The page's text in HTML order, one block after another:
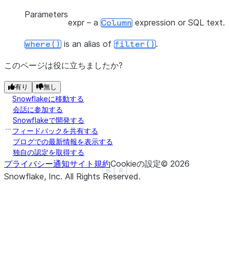
Show less
See more
Parameters
expr – a Column expression or SQL text.
where() is an alias of filter().
このページは役に立ちましたか?
有り 無し
Snowflakeに移動する
会話に参加する
Snowflakeで開発する
フィードバックを共有する
ブログでの最新情報を表示する
独自の認定を取得する
プライバシー通知サイト規約Cookieの設定© 2026
Snowflake, Inc. All Rights Reserved.